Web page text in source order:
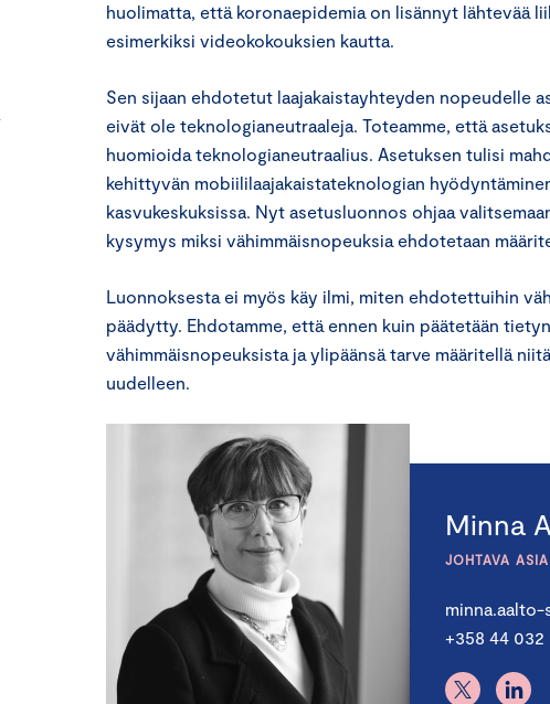
huolimatta, että koronaepidemia on lisännyt lähtevää
esimerkiksi videokokouksien kautta.
Sen sijaan ehdotetut laajakaistayhteyden nopeudelle
eivät ole teknologianeutraaleja. Toteamme, että
huomioida teknologianeutraalius. Asetuksen tulisi
kehittyvän mobiililaajakaistateknologian
kasvukeskuksissa. Nyt asetusluonnos ohjaa
kysymys miksi vähimmäisnopeuksia ehdotetaan
Luonnoksesta ei myös käy ilmi, miten ehdotettuihin
päädytty. Ehdotamme, että ennen kuin päätetään
vähimmäisnopeuksista ja ylipäänsä tarve määritellä
uudelleen.
Minna
JOHTAVA
minna.aalto-
+358 44 032